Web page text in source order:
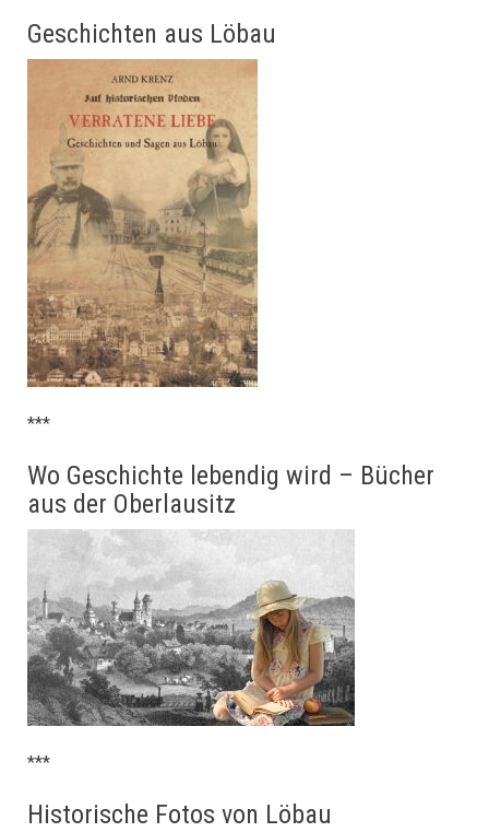
Geschichten aus Löbau
***
Wo Geschichte lebendig wird – Bücher
aus der Oberlausitz
***
Historische Fotos von Löbau